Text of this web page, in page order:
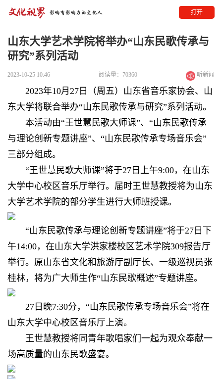
打开
山东大学艺术学院将举办“山东民歌传承与
研究”系列活动
2023-10-25 10:46 阅读量：70360 听新闻
2023年10月27日（周五）山东省音乐家协会、山
东大学将联合举办“山东民歌传承与研究”系列活动。
本活动由“王世慧民歌大师课”、“山东民歌传承
与理论创新专题讲座”、“山东民歌传承专场音乐会”
三部分组成。
“王世慧民歌大师课”将于27日上午9:00，在山东
大学中心校区音乐厅举行。届时王世慧教授将为山东
大学艺术学院的部分学生进行大师班授课。
“山东民歌传承与理论创新专题讲座”将于27日下
午14:00，在山东大学洪家楼校区艺术学院309报告厅
举行。原山东省文化和旅游厅副厅长、一级巡视员张
桂林，将为广大师生作“山东民歌概述”专题讲座。
27日晚7:30分，“山东民歌传承专场音乐会”将在
山东大学中心校区音乐厅上演。
王世慧教授将同青年歌唱家们一起为观众奉献一
场高质量的山东民歌盛宴。